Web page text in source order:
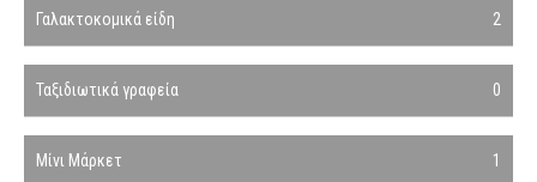
Γαλακτοκομικά είδη 2
Ταξιδιωτικά γραφεία 0
Μίνι Μάρκετ 1